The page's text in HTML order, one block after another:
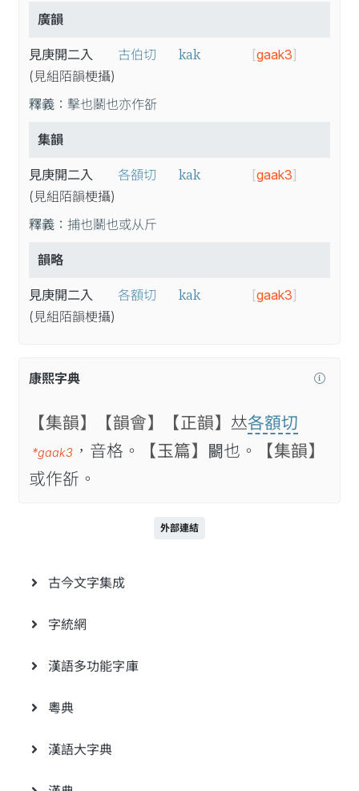
廣韻
見庚開二入
(見組陌韻梗攝)
古伯切 kak [gaak3]
釋義： 擊也鬬也亦作㪾
集韻
見庚開二入
(見組陌韻梗攝)
各頟切 kak [gaak3]
釋義： 捕也鬬也或从斤
韻略
見庚開二入
(見組陌韻梗攝)
各額切 kak [gaak3]
康熙字典
【集韻】 【韻會】 【正韻】 𠀤各額切
*gaak3 ，音格。 【玉篇】 𨷵也。
【集韻】
或作㪾。
外部連結
古今文字集成
字統網
漢語多功能字庫
粵典
漢語大字典